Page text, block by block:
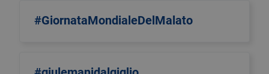
#GiornataMondialeDelMalato